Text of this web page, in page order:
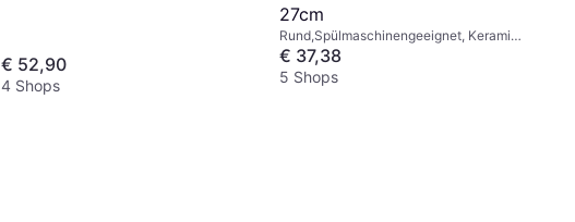
€ 52,90
4 Shops
27cm
Rund,Spülmaschinengeeignet, Keramik,
Grau
€ 37,38
5 Shops